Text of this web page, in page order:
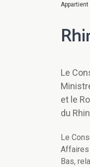
Appartient
Le
et le
du
Le
Affaires
Bas,